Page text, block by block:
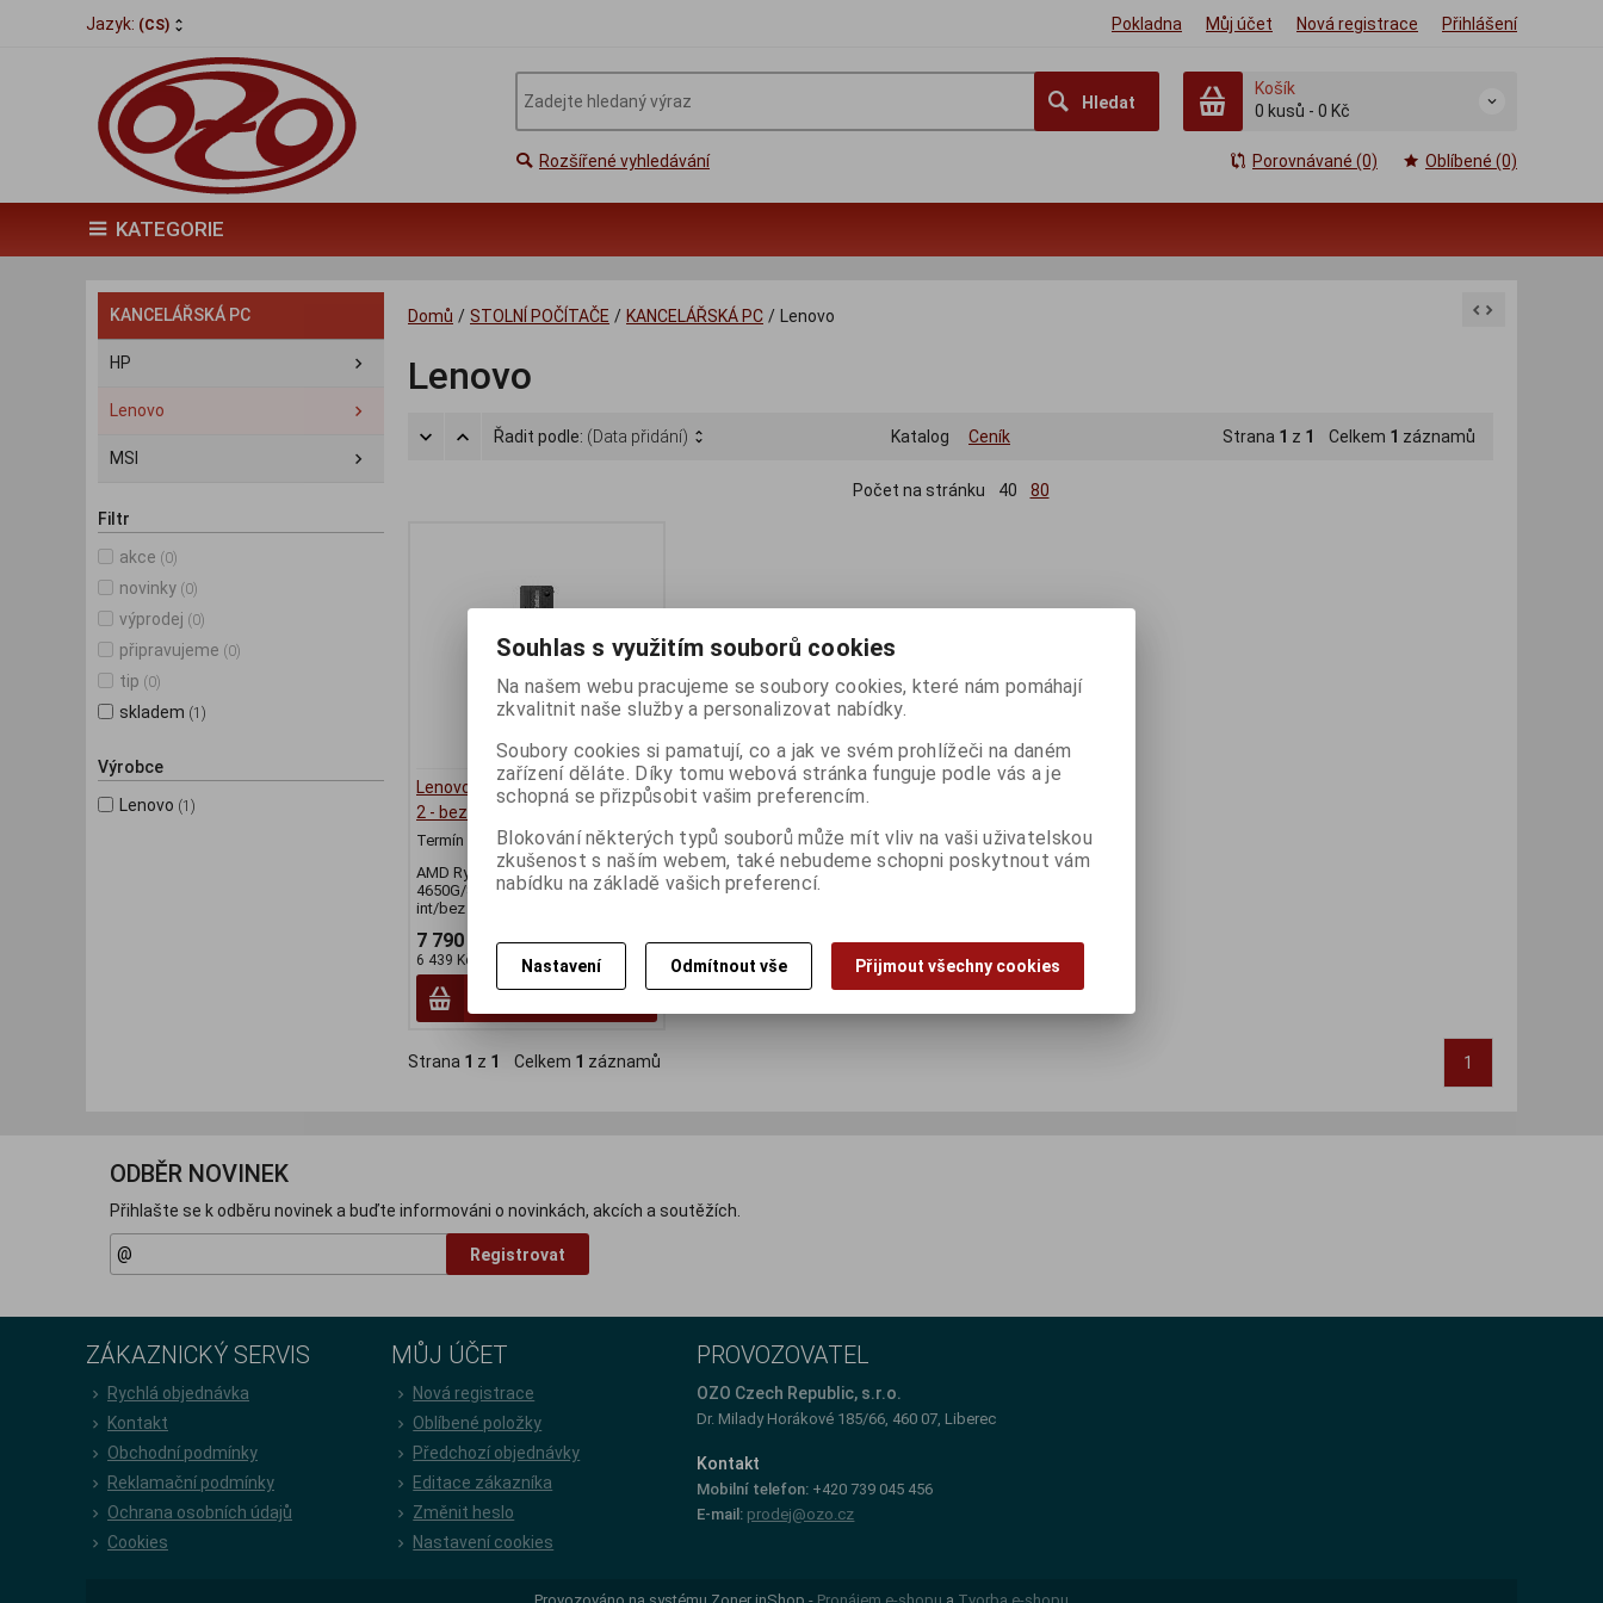
Jazyk: (CS) Pokladna Můj účet Nová registrace Přihlášení
Hledat
Košík
0 kusů - 0 Kč
Rozšířené vyhledávání Porovnávané (0) Oblíbené (0)
KATEGORIE
KANCELÁŘSKÁ PC
HP
Lenovo
MSI
Filtr
akce (0)
novinky (0)
výprodej (0)
připravujeme (0)
tip (0)
skladem (1)
Výrobce
Lenovo (1)
Domů / STOLNÍ POČÍTAČE / KANCELÁŘSKÁ PC / Lenovo
Lenovo
Řadit podle: (Data přidání) Katalog Ceník Strana 1 z 1 Celkem 1 záznamů
Počet na stránku 40 80
Lenovo ThinkCentre M75s Gen
2 - bez OS
Termín dodání (dny):2
AMD Ryzen 5 PRO
4650G/8GB/256GB SSD/AMD
int/bez OS
7 790 Kč
6 439 Kč (bez DPH:)
Strana 1 z 1 Celkem 1 záznamů 1
ODBĚR NOVINEK
Přihlašte se k odběru novinek a buďte informováni o novinkách, akcích a soutěžích.
Registrovat
ZÁKAZNICKÝ SERVIS
Rychlá objednávka
Kontakt
Obchodní podmínky
Reklamační podmínky
Ochrana osobních údajů
Cookies
MŮJ ÚČET
Nová registrace
Oblíbené položky
Předchozí objednávky
Editace zákazníka
Změnit heslo
Nastavení cookies
PROVOZOVATEL
OZO Czech Republic, s.r.o.
Dr. Milady Horákové 185/66, 460 07, Liberec
Kontakt
Mobilní telefon: +420 739 045 456
E-mail: prodej@ozo.cz
Souhlas s využitím souborů cookies
Na našem webu pracujeme se soubory cookies, které nám pomáhají
zkvalitnit naše služby a personalizovat nabídky.
Soubory cookies si pamatují, co a jak ve svém prohlížeči na daném
zařízení děláte. Díky tomu webová stránka funguje podle vás a je
schopná se přizpůsobit vašim preferencím.
Blokování některých typů souborů může mít vliv na vaši uživatelskou
zkušenost s naším webem, také nebudeme schopni poskytnout vám
nabídku na základě vašich preferencí.
Nastavení Odmítnout vše Přijmout všechny cookies